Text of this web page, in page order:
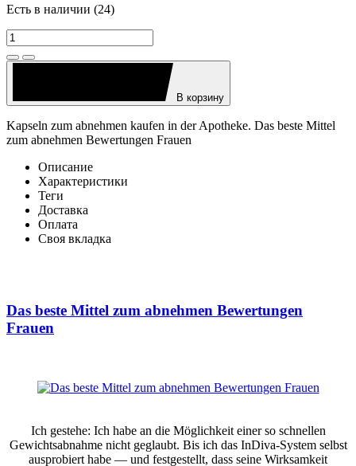
Есть в наличии (24)
В корзину
Kapseln zum abnehmen kaufen in der Apotheke. Das beste Mittel
zum abnehmen Bewertungen Frauen
Описание
Характеристики
Теги
Доставка
Оплата
Своя вкладка
Das beste Mittel zum abnehmen Bewertungen
Frauen
Ich gestehe: Ich habe an die Möglichkeit einer so schnellen
Gewichtsabnahme nicht geglaubt. Bis ich das InDiva‑System selbst
ausprobiert habe — und festgestellt, dass seine Wirksamkeit